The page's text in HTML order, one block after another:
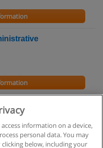
Leadership
information on a device,
personal data. You may
below, including your